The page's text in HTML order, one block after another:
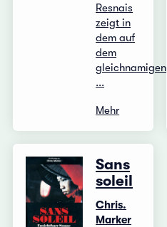
Resnais
zeigt in
dem auf
dem
gleichnamigen
...
Mehr
Sans
soleil
Chris.
Marker